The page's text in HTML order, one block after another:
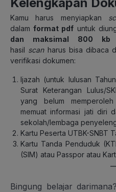
Kamu harus menyiapkan
dalam format pdf untuk
dan maksimal 800 kb
hasil scan harus bisa dibaca
verifikasi dokumen:
Ijazah (untuk lulusan
Surat Keterangan Lulus/
yang belum
memuat informasi jati diri
sekolah/lembaga
Kartu Peserta UTBK-SNBT
Kartu Tanda Penduduk
(SIM) atau Passpor atau
Bingung belajar